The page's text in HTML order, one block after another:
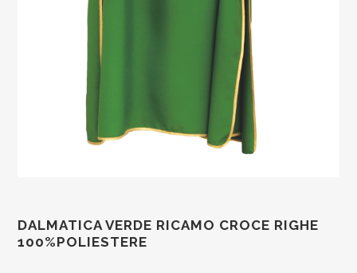
DALMATICA VERDE RICAMO CROCE RIGHE
100%POLIESTERE